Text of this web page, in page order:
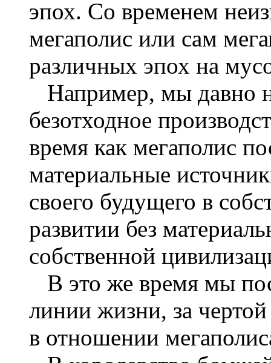
эпох. Со временем
мегаполис или сам
различных эпох на
Например, мы давно
безотходное
время как мегаполис
материальные
своего будущего в
развитии без
собственной
В это же время мы
линии жизни, за чертой
в отношении